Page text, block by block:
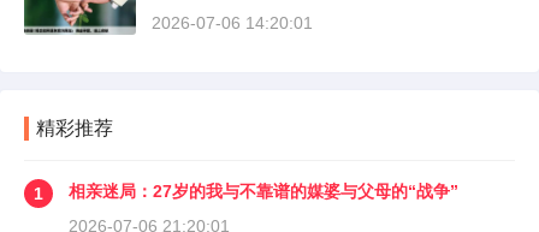
2026-07-06 14:20:01
精彩推荐
1
相亲迷局：27岁的我与不靠谱的媒婆与父母的“战争”
2026-07-06 21:20:01